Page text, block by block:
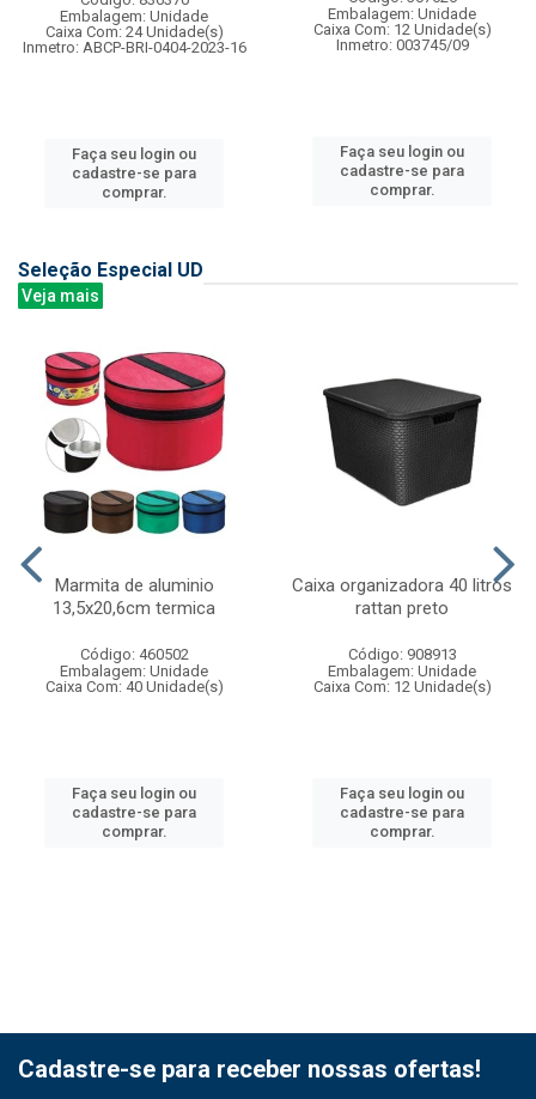
Embalagem: Unidade
Caixa Com: 24 Unidade(s)
Inmetro: ABCP-BRI-0404-2023-16
Faça seu login ou
cadastre-se para
comprar.
Embalagem: Unidade
Caixa Com: 12 Unidade(s)
Inmetro: 003745/09
Faça seu login ou
cadastre-se para
comprar.
Seleção Especial UD
Veja mais
Marmita de aluminio
13,5x20,6cm termica
Código: 460502
Embalagem: Unidade
Caixa Com: 40 Unidade(s)
Faça seu login ou
cadastre-se para
comprar.
Caixa organizadora 40 litros
rattan preto
Código: 908913
Embalagem: Unidade
Caixa Com: 12 Unidade(s)
Faça seu login ou
cadastre-se para
comprar.
Cadastre-se para receber nossas ofertas!